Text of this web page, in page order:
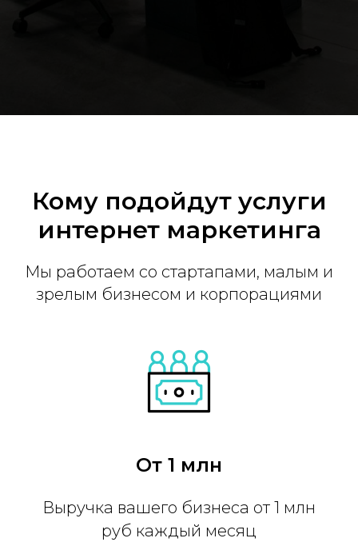
Кому подойдут услуги
интернет маркетинга
Мы работаем со стартапами, малым и
зрелым бизнесом и корпорациями
От 1 млн
Выручка вашего бизнеса от 1 млн
руб каждый месяц